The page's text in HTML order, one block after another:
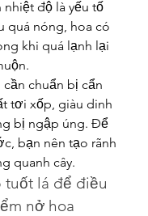
nhiệt độ là yếu tố
quá nóng, hoa có
khi quá lạnh lại
chuẩn bị cẩn
tơi xốp, giàu dinh
bị ngập úng. Để
bạn nên tạo rãnh
quanh cây.
tuốt lá để điều
nở hoa